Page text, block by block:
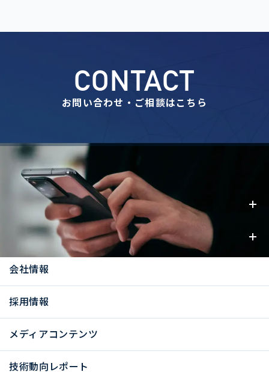
CONTACT
お問い合わせ・ご相談はこちら
事業内容
お知らせ
会社情報
採用情報
メディアコンテンツ
技術動向レポート